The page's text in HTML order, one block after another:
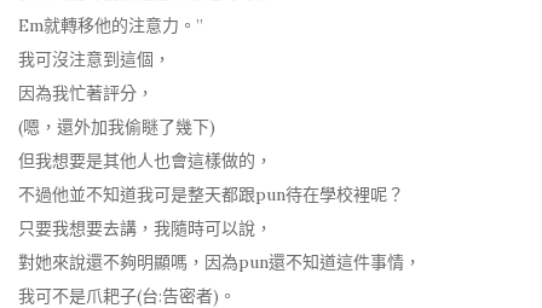
Em就轉移他的注意力。”
我可沒注意到這個，
因為我忙著評分，
(嗯，還外加我偷瞇了幾下)
但我想要是其他人也會這樣做的，
不過他並不知道我可是整天都跟pun待在學校裡呢？
只要我想要去講，我隨時可以說，
對她來說還不夠明顯嗎，因為pun還不知道這件事情，
我可不是爪耙子(台:告密者)。